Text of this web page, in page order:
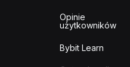
Opinie
użytkowników
Bybit Learn